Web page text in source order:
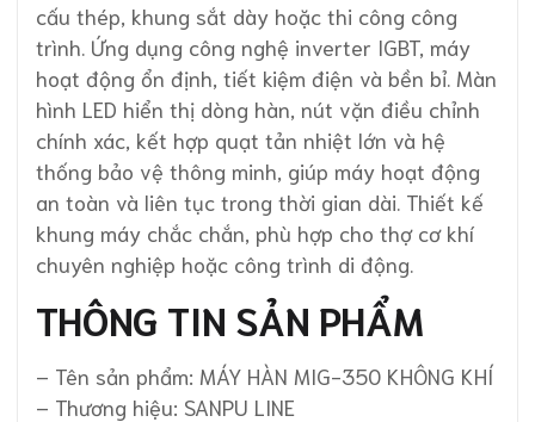
cấu thép, khung sắt dày hoặc thi công công
trình. Ứng dụng công nghệ inverter IGBT, máy
hoạt động ổn định, tiết kiệm điện và bền bỉ. Màn
hình LED hiển thị dòng hàn, nút vặn điều chỉnh
chính xác, kết hợp quạt tản nhiệt lớn và hệ
thống bảo vệ thông minh, giúp máy hoạt động
an toàn và liên tục trong thời gian dài. Thiết kế
khung máy chắc chắn, phù hợp cho thợ cơ khí
chuyên nghiệp hoặc công trình di động.
THÔNG TIN SẢN PHẨM
– Tên sản phẩm: MÁY HÀN MIG-350 KHÔNG KHÍ
– Thương hiệu: SANPU LINE